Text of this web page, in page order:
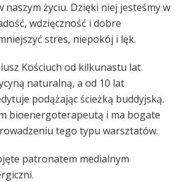
naszym życiu. Dzięki niej jesteśmy w
wdzięczność i dobre
stres, niepokój i lęk.
Kościuch od kilkunastu lat
naturalną, a od 10 lat
podążając ścieżką buddyjską.
bioenergoterapeutą i ma bogate
tego typu warsztatów.
patronatem medialnym